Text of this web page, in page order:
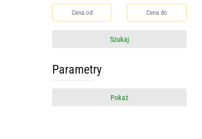
Szukaj
Parametry
Pokaż